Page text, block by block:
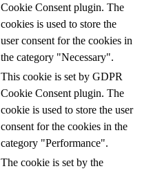
Cookie Consent plugin. The
cookies is used to store the
user consent for the cookies in
the category "Necessary".
This cookie is set by GDPR
Cookie Consent plugin. The
cookie is used to store the user
consent for the cookies in the
category "Performance".
The cookie is set by the